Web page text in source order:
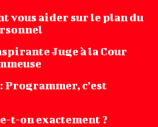
vous aider sur le plan du
‌Juge‌ ‌à‌ ‌la‌ ‌Cour‌
Programmer, c’est
t-on exactement ?